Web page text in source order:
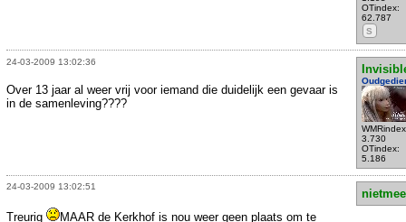
OTindex:
62.787
S
24-03-2009 13:02:36
3.730
OTindex:
5.186
Over 13 jaar al weer vrij voor iemand die duidelijk een gevaar is
in de samenleving????
24-03-2009 13:02:51
Treurig
MAAR de Kerkhof is nou weer geen plaats om te